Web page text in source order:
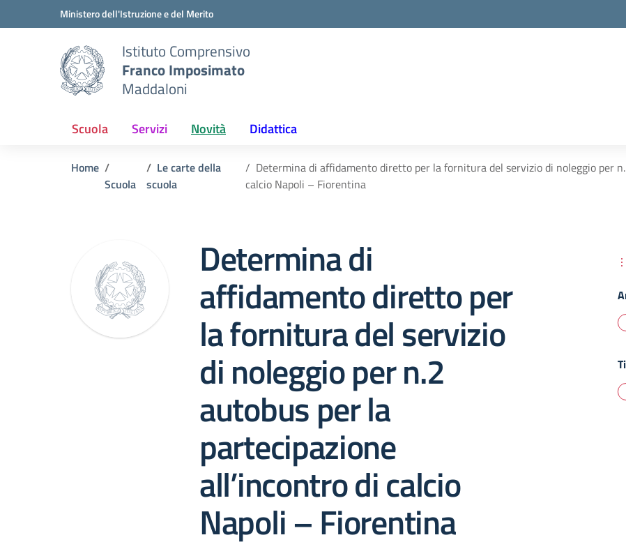
Vai ai contenuti
Vai al menu di navigazioneMinistero dell'Istruzione e del Merito
Istituto Comprensivo
Franco Imposimato
Maddaloni
Scuola Servizi Novità Didattica
Home
Scuola
Le carte della
scuola
Determina di affidamento diretto per la fornitura del servizio di noleggio per
calcio Napoli – Fiorentina
Determina di
affidamento diretto per
la fornitura del servizio
di noleggio per n.2
autobus per la
partecipazione
all’incontro di calcio
Napoli – Fiorentina